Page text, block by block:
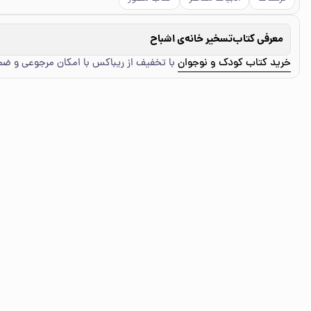
معرفی کتابتسخیر خانه‌ی اشباح
خرید کتاب کودک و نوجوان با تخفیف از ریباکس با امکان مرجوعی و